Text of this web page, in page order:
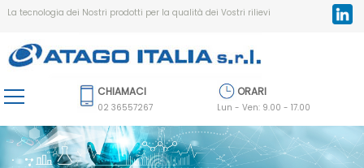
La tecnologia dei Nostri prodotti per la qualità dei Vostri rilievi
ORARI
Lun - Ven: 9.00 - 17.00
CHIAMACI
02 36557267
Radwag
Bilance da Laboratorio
Bilance Industriali
Comparatori di Massa
Atago
Rifrattometri Portatili
Rifrattometri da Processo
Rifrattometri IR